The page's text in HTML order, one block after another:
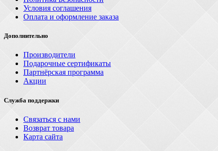
Условия соглашения
Оплата и оформление заказа
Дополнительно
Производители
Подарочные сертификаты
Партнёрская программа
Акции
Служба поддержки
Связаться с нами
Возврат товара
Карта сайта